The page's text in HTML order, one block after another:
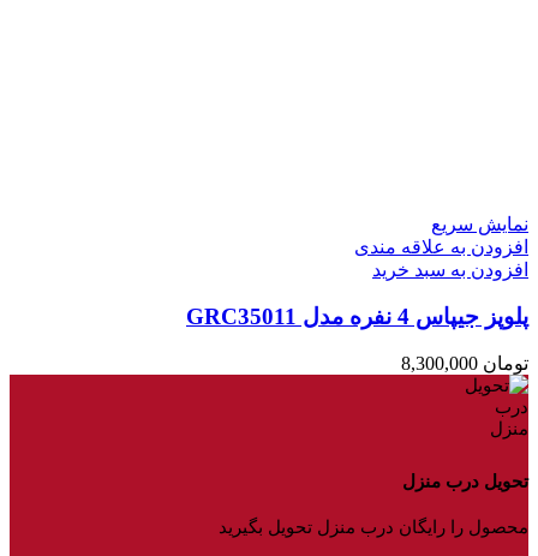
نمایش سریع
افزودن به علاقه مندی
افزودن به سبد خرید
پلوپز جیپاس 4 نفره مدل GRC35011
تومان
تحویل درب منزل
محصول را رایگان درب منزل تحویل بگیرید